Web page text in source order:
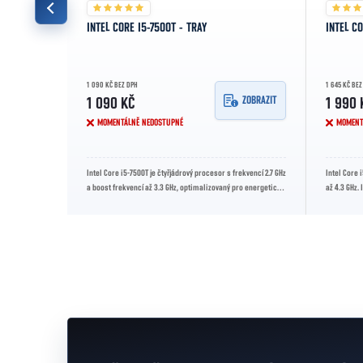
INTEL CORE I5-7500T - TRAY
1 090 KČ BEZ DPH
1 090 KČ
MOMENTÁLNĚ NEDOSTUPNÉ
ZOBRAZIT
Intel Core i5-7500T je čtyřjádrový procesor s frekvencí 2.7 GHz
a boost frekvencí až 3.3 GHz, optimalizovaný pro energeticky
INTEL
1 645 KČ BEZ
1 990
Intel Core
až 4.3